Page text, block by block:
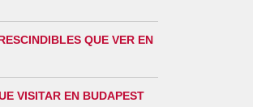
QUE VER EN
VISITAR EN BUDAPEST